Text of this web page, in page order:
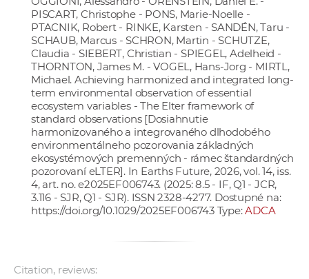
PISCART, Christophe - PONS, Marie-Noelle -
PTACNIK, Robert - RINKE, Karsten - SANDÉN, Taru -
SCHAUB, Marcus - SCHRON, Martin - SCHUTZE,
Claudia - SIEBERT, Christian - SPIEGEL, Adelheid -
THORNTON, James M. - VOGEL, Hans-Jorg - MIRTL,
Michael. Achieving harmonized and integrated long-
term environmental observation of essential
ecosystem variables - The Elter framework of
standard observations [Dosiahnutie
harmonizovaného a integrovaného dlhodobého
environmentálneho pozorovania základných
ekosystémových premenných - rámec štandardných
pozorovaní eLTER]. In Earths Future, 2026, vol. 14, iss.
4, art. no. e2025EF006743. (2025: 8.5 - IF, Q1 - JCR,
3.116 - SJR, Q1 - SJR). ISSN 2328-4277. Dostupné na:
https://doi.org/10.1029/2025EF006743Type:ADCA
Citation, reviews: